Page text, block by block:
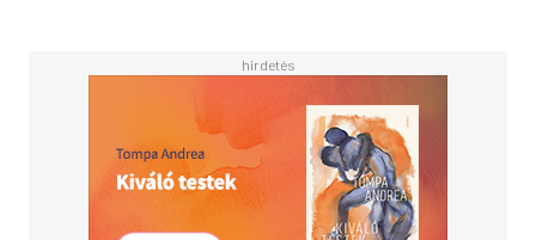
energiaigényünk az emberiség történelmét - a szamár
mai törekvésekig. Úgy várom Smil új könyveit, ahogyan
egyesek a következő Star Wars filmet."